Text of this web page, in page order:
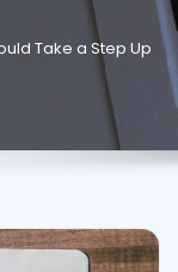
Take a Step Up